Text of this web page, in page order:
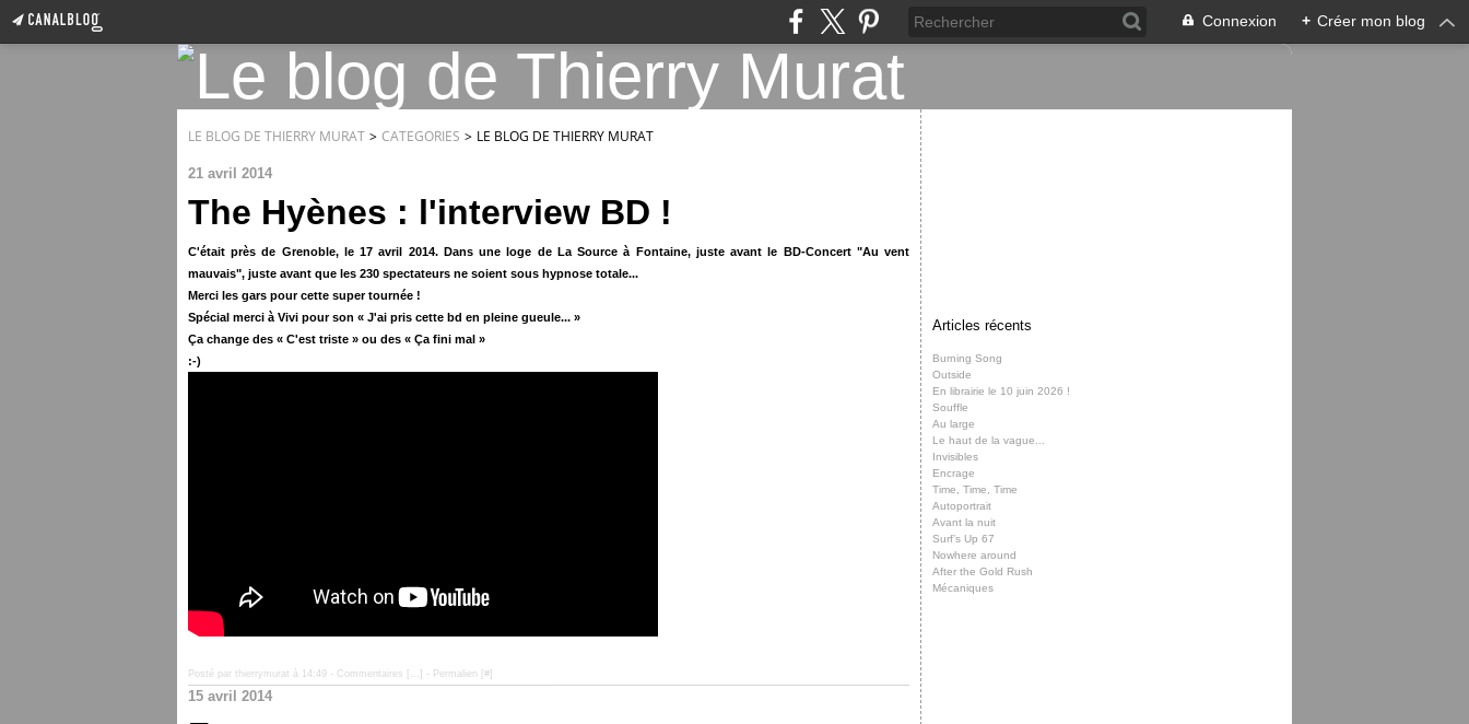
Connexion + Créer mon blog
LE BLOG DE THIERRY MURAT > CATEGORIES > LE BLOG DE THIERRY MURAT
21 avril 2014
The Hyènes : l'interview BD !
C'était près de Grenoble, le 17 avril 2014. Dans une loge de La Source à Fontaine, juste avant le BD-Concert "Au vent
mauvais", juste avant que les 230 spectateurs ne soient sous hypnose totale...
Merci les gars pour cette super tournée !
Spécial merci à Vivi pour son « J'ai pris cette bd en pleine gueule... »
Ça change des « C'est triste » ou des « Ça fini mal »
:-)
Posté par thierrymurat à 14:49 - Commentaires [ … - Permalien [ #
15 avril 2014
Articles récents
Burning Song
Outside
En librairie le 10 juin 2026 !
Souffle
Au large
Le haut de la vague...
Invisibles
Encrage
Time, Time, Time
Autoportrait
Avant la nuit
Surf’s Up 67
Nowhere around
After the Gold Rush
Mécaniques